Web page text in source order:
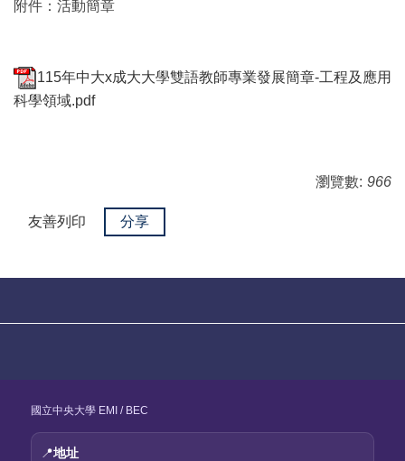
附件：活動簡章
115年中大x成大大學雙語教師專業發展簡章-工程及應用
科學領域.pdf
瀏覽數: 966
友善列印 分享
國立中央大學 EMI / BEC
📍地址